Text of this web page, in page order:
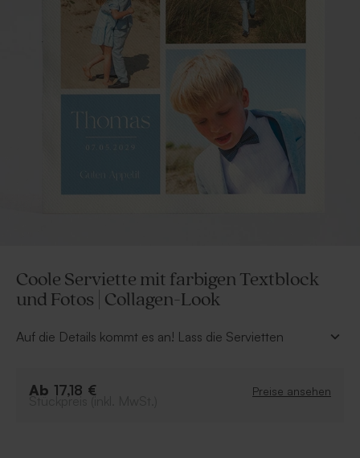
Coole Serviette mit farbigen Textblock
und Fotos | Collagen-Look
Auf die Details kommt es an! Lass die Servietten
bedrucken! Mit diesen einzigartigen bedruckten
Ab 17,18 € Preise ansehen